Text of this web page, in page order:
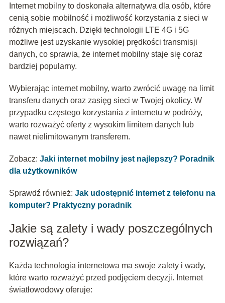
Internet mobilny to doskonała alternatywa dla osób, które
cenią sobie mobilność i możliwość korzystania z sieci w
różnych miejscach. Dzięki technologii LTE 4G i 5G
możliwe jest uzyskanie wysokiej prędkości transmisji
danych, co sprawia, że internet mobilny staje się coraz
bardziej popularny.
Wybierając internet mobilny, warto zwrócić uwagę na limit
transferu danych oraz zasięg sieci w Twojej okolicy. W
przypadku częstego korzystania z internetu w podróży,
warto rozważyć oferty z wysokim limitem danych lub
nawet nielimitowanym transferem.
Zobacz: Jaki internet mobilny jest najlepszy? Poradnik
dla użytkowników
Sprawdź również: Jak udostępnić internet z telefonu na
komputer? Praktyczny poradnik
Jakie są zalety i wady poszczególnych
rozwiązań?
Każda technologia internetowa ma swoje zalety i wady,
które warto rozważyć przed podjęciem decyzji. Internet
światłowodowy oferuje: